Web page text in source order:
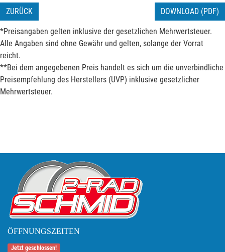
ZURÜCK DOWNLOAD (PDF)
*Preisangaben gelten inklusive der gesetzlichen Mehrwertsteuer.
Alle Angaben sind ohne Gewähr und gelten, solange der Vorrat
reicht.
**Bei dem angegebenen Preis handelt es sich um die unverbindliche
Preisempfehlung des Herstellers (UVP) inklusive gesetzlicher
Mehrwertsteuer.
ÖFFNUNGSZEITEN
Jetzt geschlossen!